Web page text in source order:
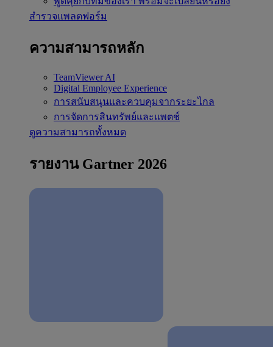
สำรวจแพลตฟอร์ม
ความสามารถหลัก
TeamViewer AI
Digital Employee Experience
การสนับสนุนและควบคุมจากระยะไกล
การจัดการสินทรัพย์และแพตช์
ดูความสามารถทั้งหมด
รายงาน Gartner 2026